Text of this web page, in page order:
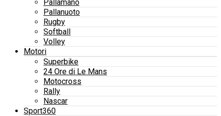
Pallamano
Pallanuoto
Rugby
Softball
Volley
Motori
Superbike
24 Ore di Le Mans
Motocross
Rally
Nascar
Sport360